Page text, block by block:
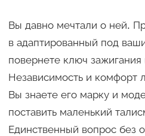
Вы давно мечтали о ней.
в адаптированный под
повернете ключ зажигания
Независимость и комфорт
Вы знаете его марку и
поставить маленький
Единственный вопрос без